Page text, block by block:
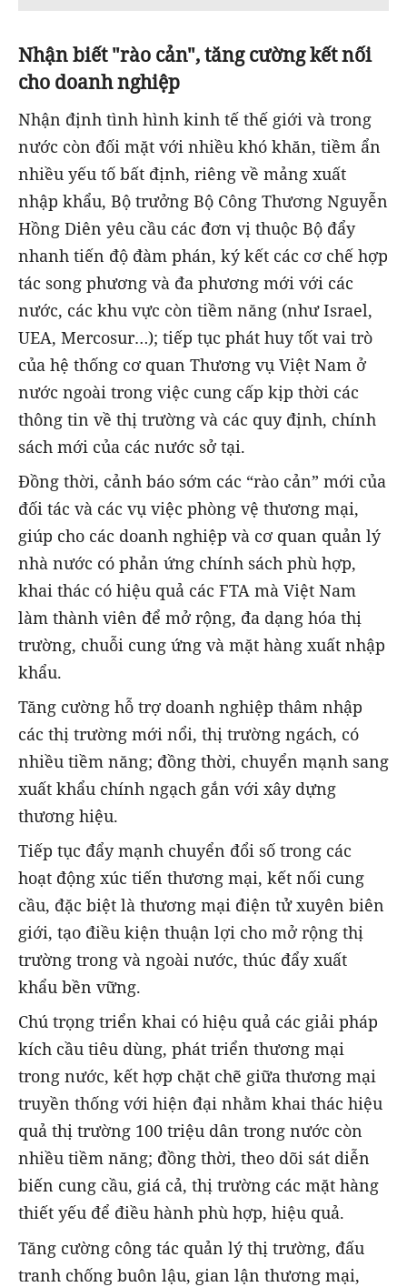
Nhận biết "rào cản", tăng cường kết nối
cho doanh nghiệp
Nhận định tình hình kinh tế thế giới và trong
nước còn đối mặt với nhiều khó khăn, tiềm ẩn
nhiều yếu tố bất định, riêng về mảng xuất
nhập khẩu, Bộ trưởng Bộ Công Thương Nguyễn
Hồng Diên yêu cầu các đơn vị thuộc Bộ đẩy
nhanh tiến độ đàm phán, ký kết các cơ chế hợp
tác song phương và đa phương mới với các
nước, các khu vực còn tiềm năng (như Israel,
UEA, Mercosur…); tiếp tục phát huy tốt vai trò
của hệ thống cơ quan Thương vụ Việt Nam ở
nước ngoài trong việc cung cấp kịp thời các
thông tin về thị trường và các quy định, chính
sách mới của các nước sở tại.
Đồng thời, cảnh báo sớm các “rào cản” mới của
đối tác và các vụ việc phòng vệ thương mại,
giúp cho các doanh nghiệp và cơ quan quản lý
nhà nước có phản ứng chính sách phù hợp,
khai thác có hiệu quả các FTA mà Việt Nam
làm thành viên để mở rộng, đa dạng hóa thị
trường, chuỗi cung ứng và mặt hàng xuất nhập
khẩu.
Tăng cường hỗ trợ doanh nghiệp thâm nhập
các thị trường mới nổi, thị trường ngách, có
nhiều tiềm năng; đồng thời, chuyển mạnh sang
xuất khẩu chính ngạch gắn với xây dựng
thương hiệu.
Tiếp tục đẩy mạnh chuyển đổi số trong các
hoạt động xúc tiến thương mại, kết nối cung
cầu, đặc biệt là thương mại điện tử xuyên biên
giới, tạo điều kiện thuận lợi cho mở rộng thị
trường trong và ngoài nước, thúc đẩy xuất
khẩu bền vững.
Chú trọng triển khai có hiệu quả các giải pháp
kích cầu tiêu dùng, phát triển thương mại
trong nước, kết hợp chặt chẽ giữa thương mại
truyền thống với hiện đại nhằm khai thác hiệu
quả thị trường 100 triệu dân trong nước còn
nhiều tiềm năng; đồng thời, theo dõi sát diễn
biến cung cầu, giá cả, thị trường các mặt hàng
thiết yếu để điều hành phù hợp, hiệu quả.
Tăng cường công tác quản lý thị trường, đấu
tranh chống buôn lậu, gian lận thương mại,